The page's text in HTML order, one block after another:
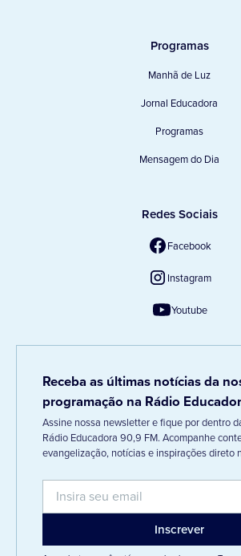
Programas
Manhã de Luz
Jornal Educadora
Programas
Mensagem do Dia
Redes Sociais
Facebook
Instagram
Youtube
Receba as últimas notícias da
programação na Rádio
Assine nossa newsletter e fique por dentro
Rádio Educadora 90,9 FM. Acompanhe
evangelização, notícias e inspirações direto